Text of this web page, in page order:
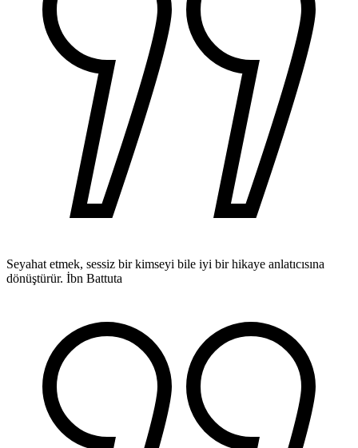
Seyahat etmek, sessiz bir kimseyi bile iyi bir hikaye anlatıcısına
dönüştürür. İbn Battuta